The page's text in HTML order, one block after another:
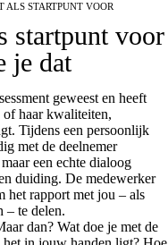
ALS STARTPUNT VOOR
startpunt voor
je dat
geweest en heeft
of haar kwaliteiten,
Tijdens een persoonlijk
met de deelnemer
een echte dialoog
duiding. De medewerker
het rapport met jou – als
– te delen.
dan? Wat doe je met de